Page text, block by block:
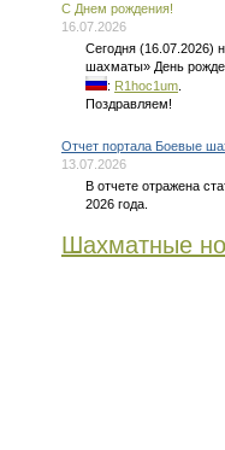
C Днем рождения!
16.07.2026
Сегодня (16.07.2026)
шахматы» День
: R1hoc1um
Поздравляем!
Отчет портала Боевые
13.07.2026
В отчете отражена
2026 года.
Шахматные